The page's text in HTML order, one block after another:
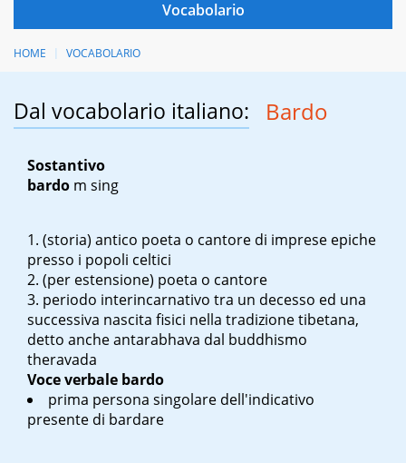
HOME VOCABOLARIO
Dal vocabolario italiano: Bardo
Sostantivo
bardo m sing
(storia) antico poeta o cantore di imprese epiche
presso i popoli celtici
(per estensione) poeta o cantore
periodo interincarnativo tra un decesso ed una
successiva nascita fisici nella tradizione tibetana,
detto anche antarabhava dal buddhismo
theravada
Voce verbale bardo
prima persona singolare dell'indicativo
presente di bardare